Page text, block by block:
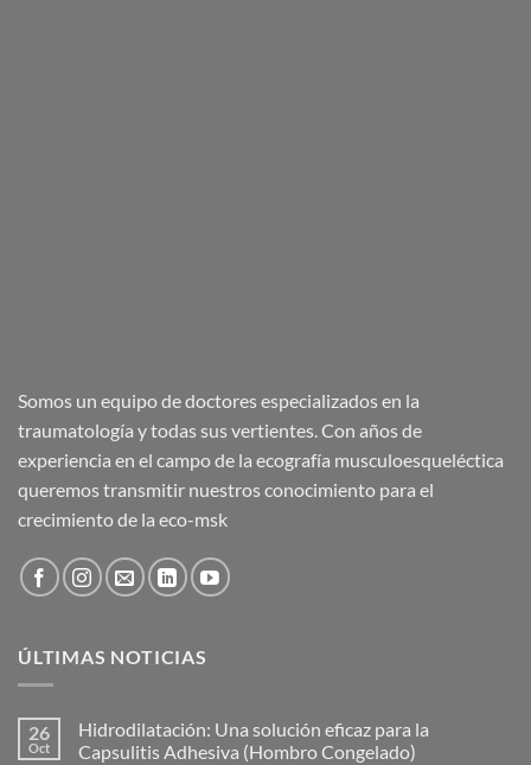
Somos un equipo de doctores especializados en la
traumatología y todas sus vertientes. Con años de
experiencia en el campo de la ecografía musculoesqueléctica
queremos transmitir nuestros conocimiento para el
crecimiento de la eco-msk
ÚLTIMAS NOTICIAS
26
Oct
Hidrodilatación: Una solución eficaz para la
Capsulitis Adhesiva (Hombro Congelado)